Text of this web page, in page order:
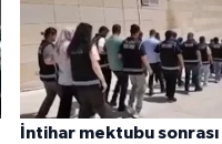
İntihar mektubu sonrası